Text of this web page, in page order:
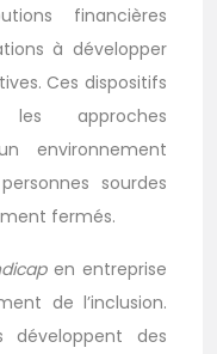
financières
à développer
Ces dispositifs
les approches
environnement
sourdes
fermés.
en entreprise
de l’inclusion.
développent des